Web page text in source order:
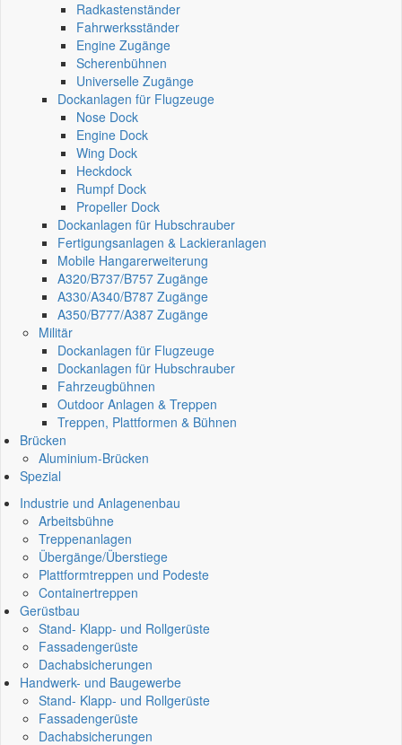
Radkastenständer
Fahrwerksständer
Engine Zugänge
Scherenbühnen
Universelle Zugänge
Dockanlagen für Flugzeuge
Nose Dock
Engine Dock
Wing Dock
Heckdock
Rumpf Dock
Propeller Dock
Dockanlagen für Hubschrauber
Fertigungsanlagen & Lackieranlagen
Mobile Hangarerweiterung
A320/B737/B757 Zugänge
A330/A340/B787 Zugänge
A350/B777/A387 Zugänge
Militär
Dockanlagen für Flugzeuge
Dockanlagen für Hubschrauber
Fahrzeugbühnen
Outdoor Anlagen & Treppen
Treppen, Plattformen & Bühnen
Brücken
Aluminium-Brücken
Spezial
Industrie und Anlagenenbau
Arbeitsbühne
Treppenanlagen
Übergänge/Überstiege
Plattformtreppen und Podeste
Containertreppen
Gerüstbau
Stand- Klapp- und Rollgerüste
Fassadengerüste
Dachabsicherungen
Handwerk- und Baugewerbe
Stand- Klapp- und Rollgerüste
Fassadengerüste
Dachabsicherungen